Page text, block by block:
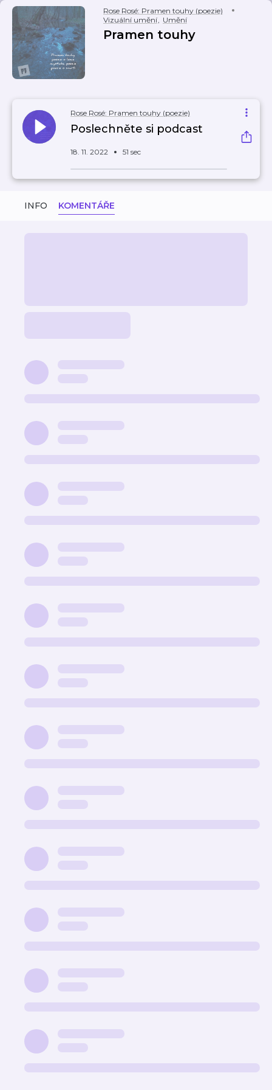
Rose Rosé: Pramen touhy (poezie)
Vizuální umění, Umění
Pramen touhy
Rose Rosé: Pramen touhy (poezie)
Poslechněte si podcast
18. 11. 2022 51 sec
INFO KOMENTÁŘE